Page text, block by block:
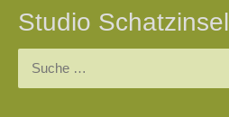
Studio Schatzinsel